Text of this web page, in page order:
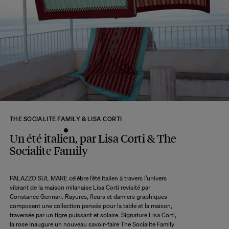
Si certains produits sont confectionnés à la commande, votre commande
sera envoyée selon le délai d’expédition du produit le plus lointain, lorsque
tous les produits seront disponibles.
A ce délai s’ajoute le délai d’acheminement de notre entrepôt à votre domicile
selon l’option de livraison choisie.
Commandez sans crainte. Les retours sont acceptés dans les 14 jours
suivant la réception de votre commande.
maximum de 10 jours après réception et vérification de l’article de notre côté.
Une question ?
Consultez notreFAQ
CONSULTER
THE SOCIALITE FAMILY & LISA CORTI
Un été italien, par Lisa Corti & The
Socialite Family
PALAZZO SUL MARE célèbre l’été italien à travers l’univers
vibrant de la maison milanaise Lisa Corti revisité par
Constance Gennari. Rayures, fleurs et damiers graphiques
composent une collection pensée pour la table et la maison,
traversée par un tigre puissant et solaire. Signature Lisa Corti,
la rose inaugure un nouveau savoir-faire The Socialite Family